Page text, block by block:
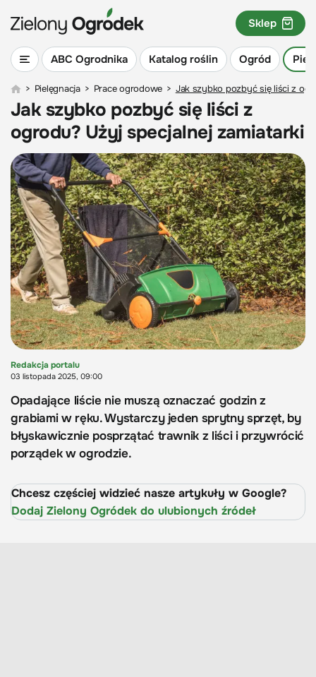
ABC Ogrodnika Katalog roślin Ogród
Sklep
> Pielęgnacja > Prace ogrodowe > Jak szybko pozbyć się liści z
Jak szybko pozbyć się liści z
ogrodu? Użyj specjalnej zamiatarki
Redakcja portalu
03 listopada 2025, 09:00
Opadające liście nie muszą oznaczać godzin z
grabiami w ręku. Wystarczy jeden sprytny sprzęt, by
błyskawicznie posprzątać trawnik z liści i przywrócić
porządek w ogrodzie.
Chcesz częściej widzieć nasze artykuły w Google?
Dodaj Zielony Ogródek do ulubionych źródeł